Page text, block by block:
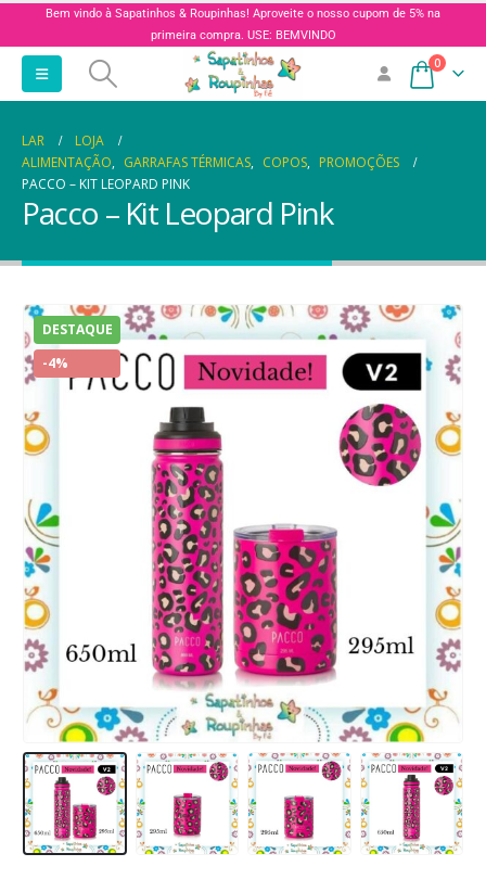
Bem vindo à Sapatinhos & Roupinhas! Aproveite o nosso cupom de 5% na
primeira compra. USE: BEMVINDO
0
LAR
LOJA
ALIMENTAÇÃO, GARRAFAS TÉRMICAS, COPOS, PROMOÇÕES
PACCO – KIT LEOPARD PINK
Pacco – Kit Leopard Pink
DESTAQUE
-4%